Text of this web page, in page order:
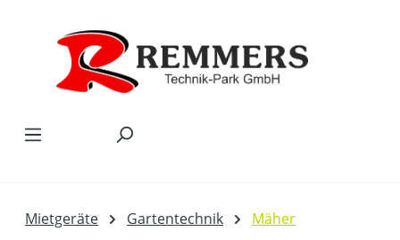
Mietgeräte Gartentechnik Mäher